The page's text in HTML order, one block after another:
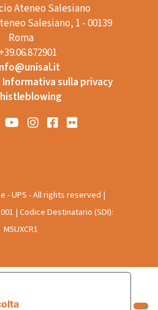
Ateneo Salesiano
Salesiano, 1 - 00139
Roma
+39.06.872901
sulla privacy
- UPS - All rights reserved |
| Codice Destinatario (SDI):
M5UXCR1
relative alla privacy